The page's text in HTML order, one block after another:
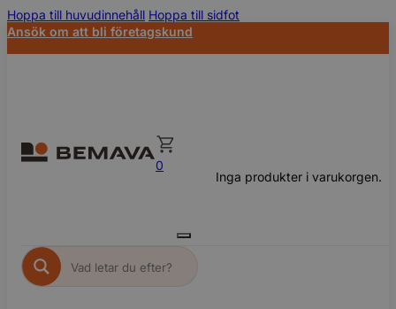
Hoppa till huvudinnehåll Hoppa till sidfot
Ansök om att bli företagskund
0
Inga produkter i varukorgen.